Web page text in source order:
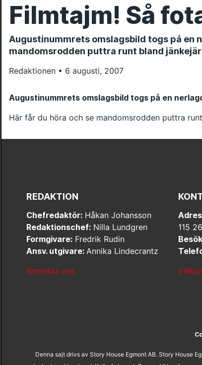
Filmtajm! Så
Augustinummrets omslagsbild togs på en
mandomsrodden puttra runt bland
Redaktionen • 6 augusti, 2007
Augustinummrets omslagsbild togs på en
Här får du höra och se mandomsrodden puttra
REDAKTION
Chefredaktör: Håkan Johansson
Redaktionschef: Nilla Lundgren
Formgivare: Fredrik Rudin
Ansv. utgivare: Annika Lindecrantz
Kontakta oss
115
Villkor
Denna sajt drivs av Story House Egmont AB. Story House